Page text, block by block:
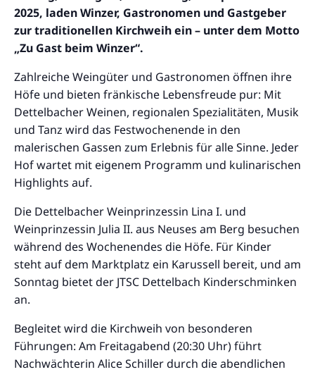
2025, laden Winzer, Gastronomen und Gastgeber
zur traditionellen Kirchweih ein – unter dem Motto
„Zu Gast beim Winzer“.
Zahlreiche Weingüter und Gastronomen öffnen ihre
Höfe und bieten fränkische Lebensfreude pur: Mit
Dettelbacher Weinen, regionalen Spezialitäten, Musik
und Tanz wird das Festwochenende in den
malerischen Gassen zum Erlebnis für alle Sinne. Jeder
Hof wartet mit eigenem Programm und kulinarischen
Highlights auf.
Die Dettelbacher Weinprinzessin Lina I. und
Weinprinzessin Julia II. aus Neuses am Berg besuchen
während des Wochenendes die Höfe. Für Kinder
steht auf dem Marktplatz ein Karussell bereit, und am
Sonntag bietet der JTSC Dettelbach Kinderschminken
an.
Begleitet wird die Kirchweih von besonderen
Führungen: Am Freitagabend (20:30 Uhr) führt
Nachwächterin Alice Schiller durch die abendlichen